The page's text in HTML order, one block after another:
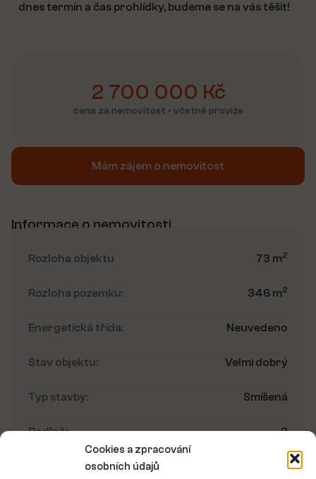
Cookies a zpracování
osobních údajů
dnes termín a čas prohlídky, budeme se na vás těšit!
2 700 000 Kč
cena za nemovitost • včetně provize
Mám zájem o nemovitost
Informace o nemovitosti
Rozloha objektu 73 m2
Rozloha pozemku: 346 m2
Energetická třída: Neuvedeno
Stav objektu: Velmi dobrý
Typ stavby: Smíšená
Podlaží: 2
Umístění objektu: Polosamota